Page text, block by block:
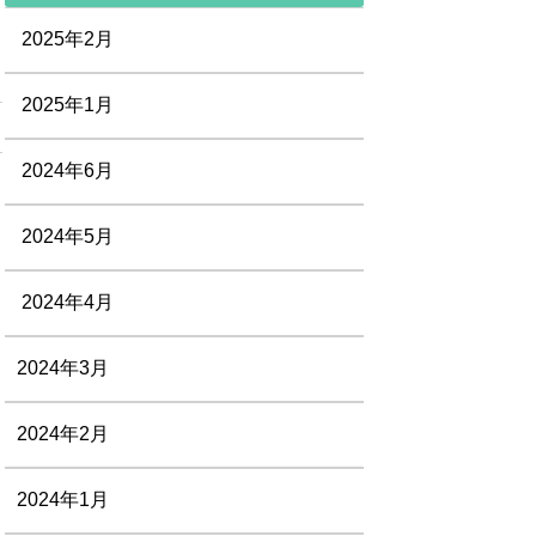
2025年2月
2025年1月
2024年6月
2024年5月
2024年4月
2024年3月
2024年2月
2024年1月